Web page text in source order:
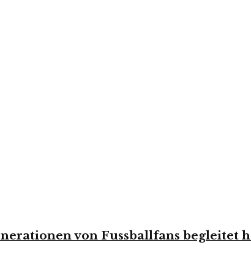
von Fussballfans begleitet